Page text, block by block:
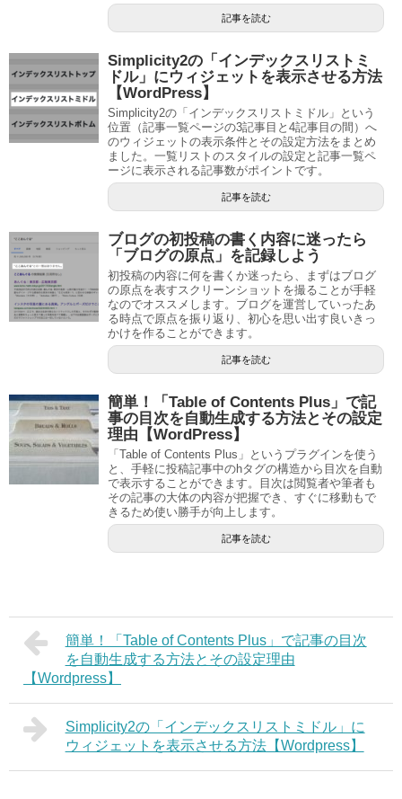
記事を読む
Simplicity2の「インデックスリストミ
ドル」にウィジェットを表示させる方法
【WordPress】
Simplicity2の「インデックスリストミドル」という
位置（記事一覧ページの3記事目と4記事目の間）へ
のウィジェットの表示条件とその設定方法をまとめ
ました。一覧リストのスタイルの設定と記事一覧ペ
ージに表示される記事数がポイントです。
記事を読む
ブログの初投稿の書く内容に迷ったら
「ブログの原点」を記録しよう
初投稿の内容に何を書くか迷ったら、まずはブログ
の原点を表すスクリーンショットを撮ることが手軽
なのでオススメします。ブログを運営していったあ
る時点で原点を振り返り、初心を思い出す良いきっ
かけを作ることができます。
記事を読む
簡単！「Table of Contents Plus」で記
事の目次を自動生成する方法とその設定
理由【WordPress】
「Table of Contents Plus」というプラグインを使う
と、手軽に投稿記事中のhタグの構造から目次を自動
で表示することができます。目次は閲覧者や筆者も
その記事の大体の内容が把握でき、すぐに移動もで
きるため使い勝手が向上します。
記事を読む
簡単！「Table of Contents Plus」で記事の目次
を自動生成する方法とその設定理由
【Wordpress】
Simplicity2の「インデックスリストミドル」に
ウィジェットを表示させる方法【Wordpress】